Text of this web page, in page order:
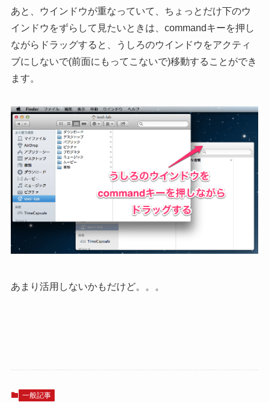
あと、ウインドウが重なっていて、ちょっとだけ下のウ
インドウをずらして見たいときは、commandキーを押し
ながらドラッグすると、うしろのウインドウをアクティ
ブにしないで(前面にもってこないで)移動することができ
ます。
あまり活用しないかもだけど。。。
一般記事